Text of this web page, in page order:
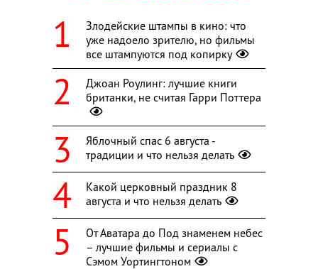
Злодейские штампы в кино: что
уже надоело зрителю, но фильмы
все штампуются под копирку
Джоан Роулинг: лучшие книги
британки, не считая Гарри Поттера
Яблочный спас 6 августа -
традиции и что нельзя делать
Какой церковный праздник 8
августа и что нельзя делать
От Аватара до Под знаменем небес
– лучшие фильмы и сериалы с
Сэмом Уортингтоном